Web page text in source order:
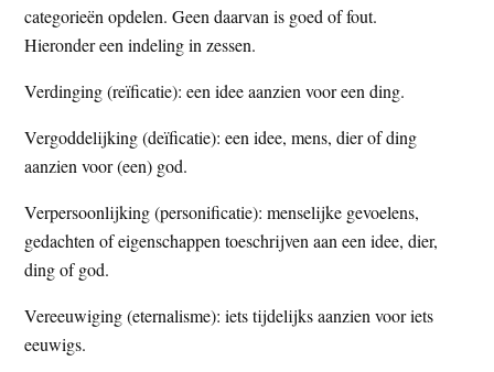
categorieën opdelen. Geen daarvan is goed of fout.
Hieronder een indeling in zessen.
Verdinging (reïficatie): een idee aanzien voor een ding.
Vergoddelijking (deïficatie): een idee, mens, dier of ding
aanzien voor (een) god.
Verpersoonlijking (personificatie): menselijke gevoelens,
gedachten of eigenschappen toeschrijven aan een idee, dier,
ding of god.
Vereeuwiging (eternalisme): iets tijdelijks aanzien voor iets
eeuwigs.